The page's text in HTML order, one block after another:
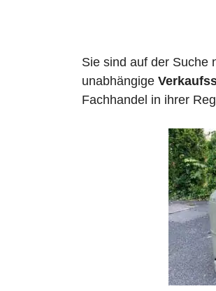
Sie sind auf der Suche
unabhängige
Fachhandel in ihrer